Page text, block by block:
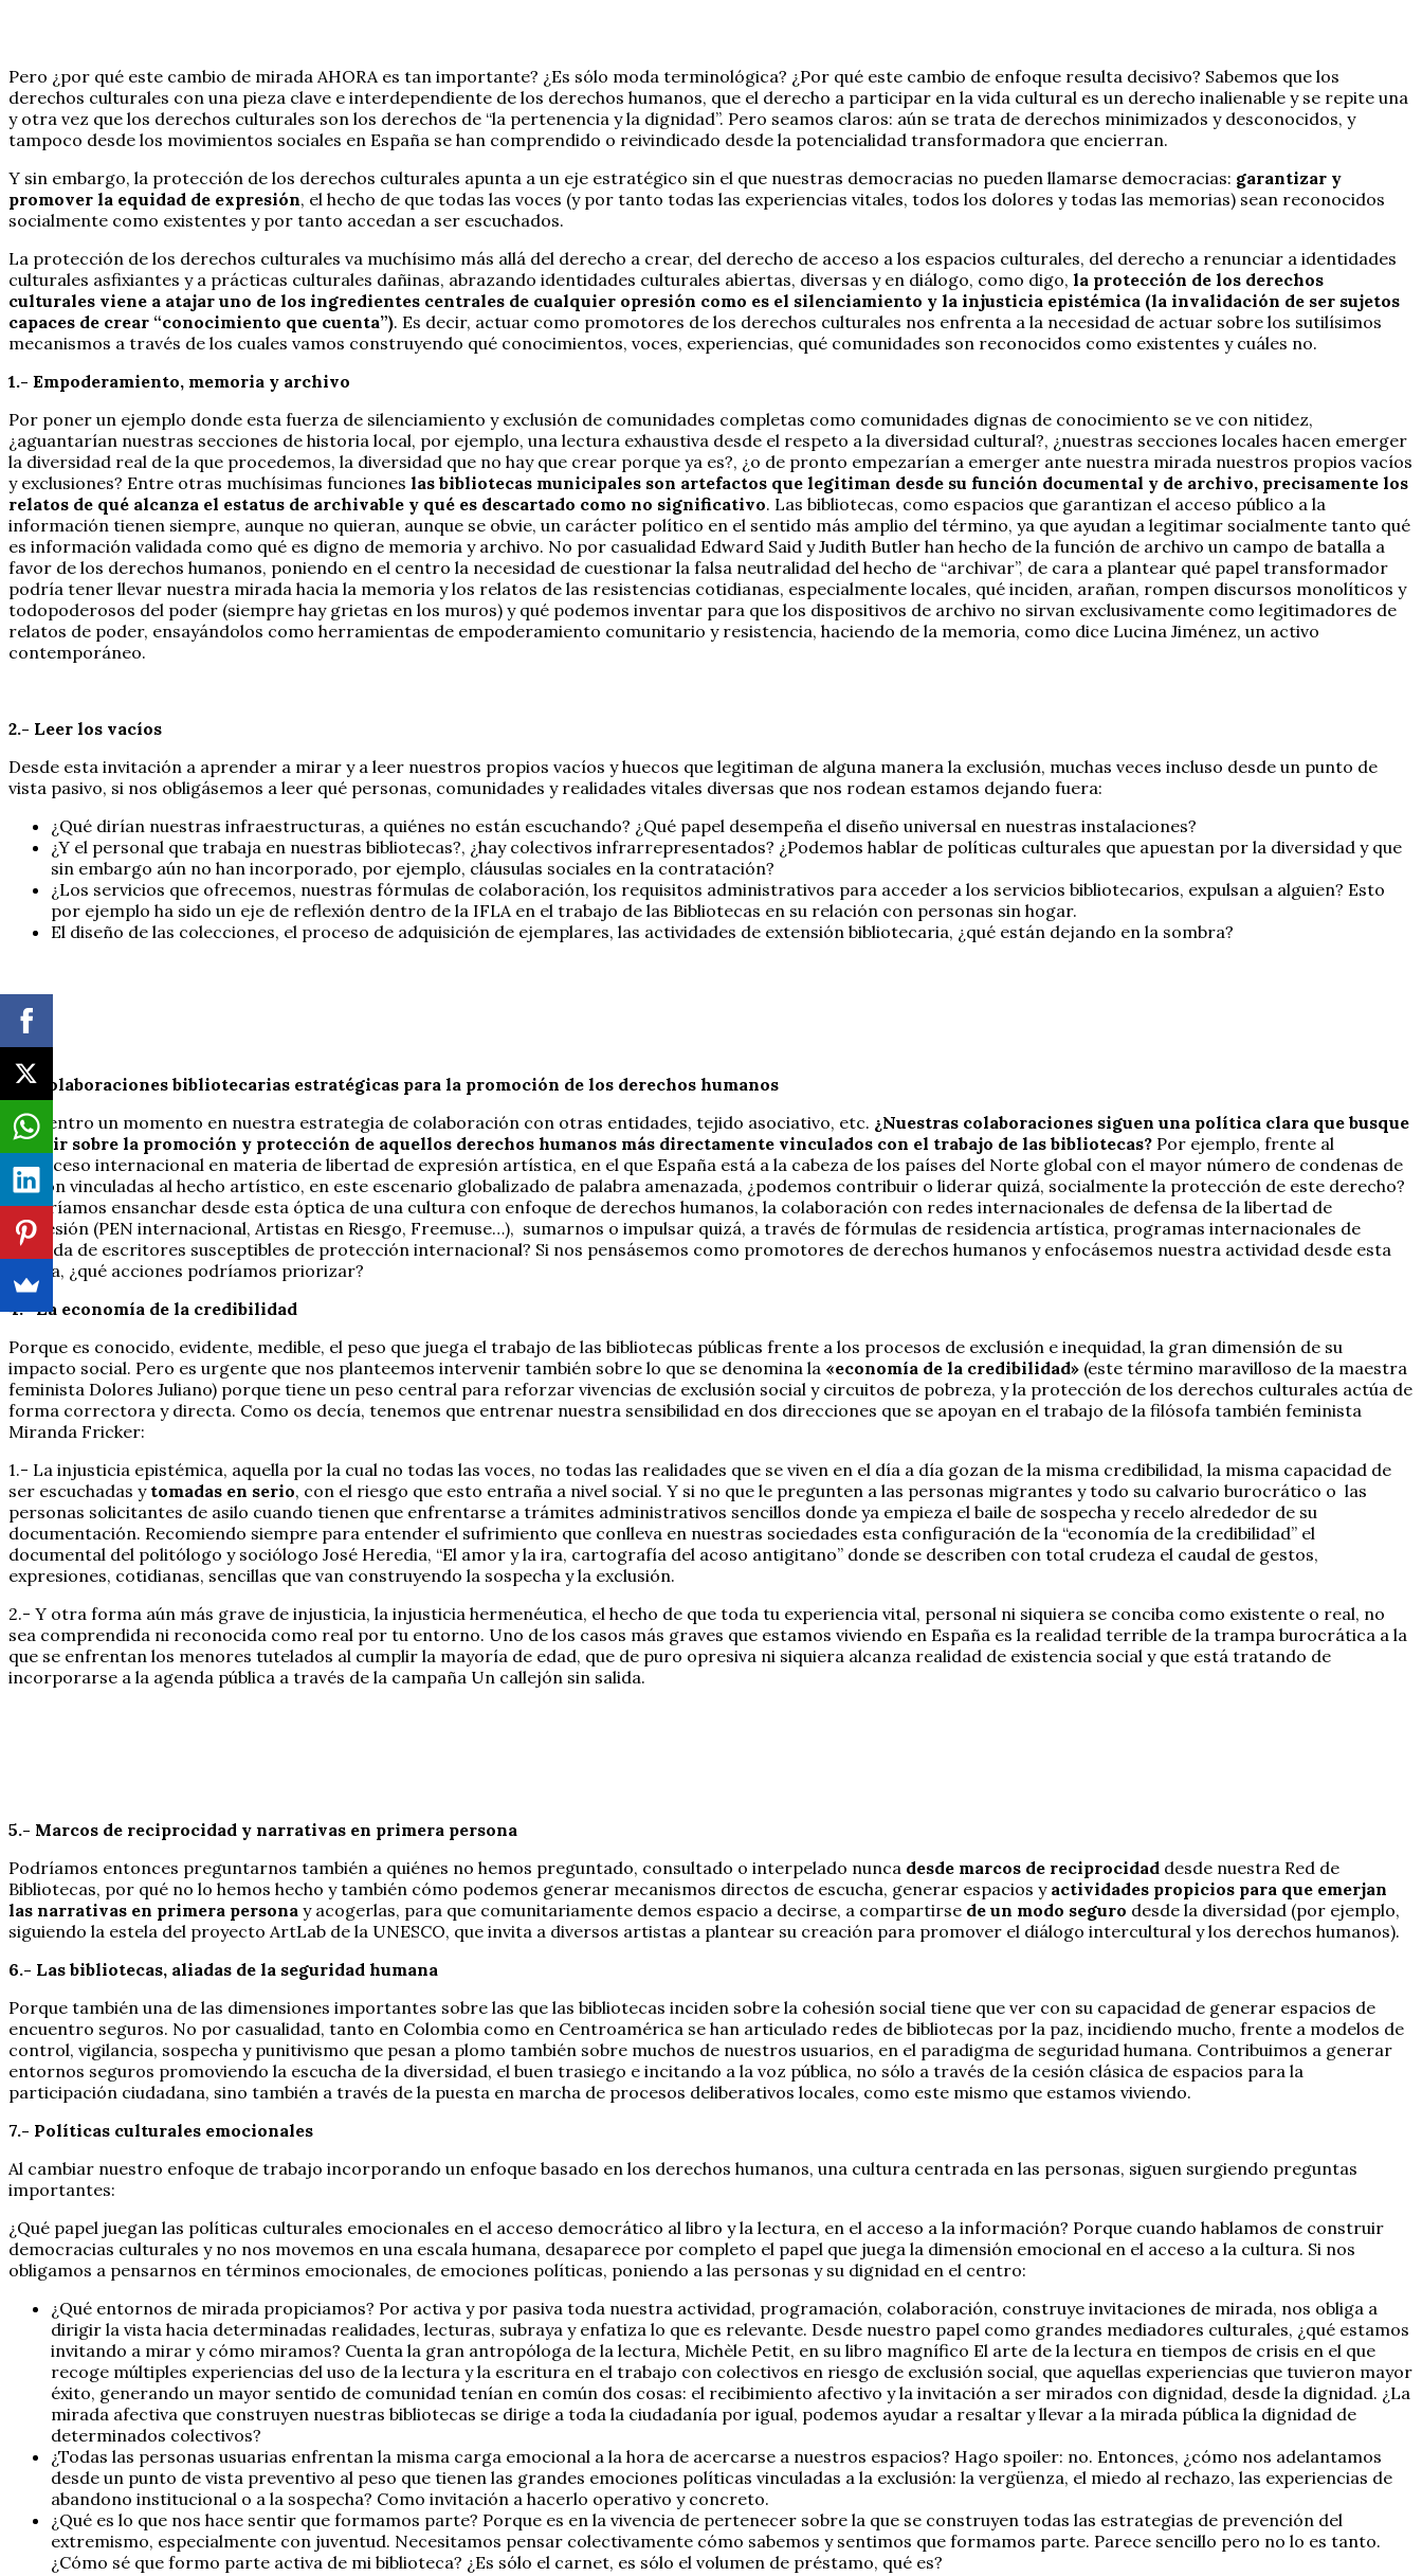
Pero ¿por qué este cambio de mirada AHORA es tan importante? ¿Es sólo moda terminológica? ¿Por qué este cambio de enfoque resulta decisivo? Sabemos que los
derechos culturales con una pieza clave e interdependiente de los derechos humanos, que el derecho a participar en la vida cultural es un derecho inalienable y se repite una
y otra vez que los derechos culturales son los derechos de “la pertenencia y la dignidad”. Pero seamos claros: aún se trata de derechos minimizados y desconocidos, y
tampoco desde los movimientos sociales en España se han comprendido o reivindicado desde la potencialidad transformadora que encierran.
Y sin embargo, la protección de los derechos culturales apunta a un eje estratégico sin el que nuestras democracias no pueden llamarse democracias: garantizar y
promover la equidad de expresión, el hecho de que todas las voces (y por tanto todas las experiencias vitales, todos los dolores y todas las memorias) sean reconocidos
socialmente como existentes y por tanto accedan a ser escuchados.
La protección de los derechos culturales va muchísimo más allá del derecho a crear, del derecho de acceso a los espacios culturales, del derecho a renunciar a identidades
culturales asfixiantes y a prácticas culturales dañinas, abrazando identidades culturales abiertas, diversas y en diálogo, como digo, la protección de los derechos
culturales viene a atajar uno de los ingredientes centrales de cualquier opresión como es el silenciamiento y la injusticia epistémica (la invalidación de ser sujetos
capaces de crear “conocimiento que cuenta”). Es decir, actuar como promotores de los derechos culturales nos enfrenta a la necesidad de actuar sobre los sutilísimos
mecanismos a través de los cuales vamos construyendo qué conocimientos, voces, experiencias, qué comunidades son reconocidos como existentes y cuáles no.
1.- Empoderamiento, memoria y archivo
Por poner un ejemplo donde esta fuerza de silenciamiento y exclusión de comunidades completas como comunidades dignas de conocimiento se ve con nitidez,
¿aguantarían nuestras secciones de historia local, por ejemplo, una lectura exhaustiva desde el respeto a la diversidad cultural?, ¿nuestras secciones locales hacen emerger
la diversidad real de la que procedemos, la diversidad que no hay que crear porque ya es?, ¿o de pronto empezarían a emerger ante nuestra mirada nuestros propios vacíos
y exclusiones? Entre otras muchísimas funciones las bibliotecas municipales son artefactos que legitiman desde su función documental y de archivo, precisamente los
relatos de qué alcanza el estatus de archivable y qué es descartado como no significativo. Las bibliotecas, como espacios que garantizan el acceso público a la
información tienen siempre, aunque no quieran, aunque se obvie, un carácter político en el sentido más amplio del término, ya que ayudan a legitimar socialmente tanto qué
es información validada como qué es digno de memoria y archivo. No por casualidad Edward Said y Judith Butler han hecho de la función de archivo un campo de batalla a
favor de los derechos humanos, poniendo en el centro la necesidad de cuestionar la falsa neutralidad del hecho de “archivar”, de cara a plantear qué papel transformador
podría tener llevar nuestra mirada hacia la memoria y los relatos de las resistencias cotidianas, especialmente locales, qué inciden, arañan, rompen discursos monolíticos y
todopoderosos del poder (siempre hay grietas en los muros) y qué podemos inventar para que los dispositivos de archivo no sirvan exclusivamente como legitimadores de
relatos de poder, ensayándolos como herramientas de empoderamiento comunitario y resistencia, haciendo de la memoria, como dice Lucina Jiménez, un activo
contemporáneo.
2.- Leer los vacíos
Desde esta invitación a aprender a mirar y a leer nuestros propios vacíos y huecos que legitiman de alguna manera la exclusión, muchas veces incluso desde un punto de
vista pasivo, si nos obligásemos a leer qué personas, comunidades y realidades vitales diversas que nos rodean estamos dejando fuera:
¿Qué dirían nuestras infraestructuras, a quiénes no están escuchando? ¿Qué papel desempeña el diseño universal en nuestras instalaciones?
¿Y el personal que trabaja en nuestras bibliotecas?, ¿hay colectivos infrarrepresentados? ¿Podemos hablar de políticas culturales que apuestan por la diversidad y que
sin embargo aún no han incorporado, por ejemplo, cláusulas sociales en la contratación?
¿Los servicios que ofrecemos, nuestras fórmulas de colaboración, los requisitos administrativos para acceder a los servicios bibliotecarios, expulsan a alguien? Esto
por ejemplo ha sido un eje de reflexión dentro de la IFLA en el trabajo de las Bibliotecas en su relación con personas sin hogar.
El diseño de las colecciones, el proceso de adquisición de ejemplares, las actividades de extensión bibliotecaria, ¿qué están dejando en la sombra?
3.- Colaboraciones bibliotecarias estratégicas para la promoción de los derechos humanos
Me centro un momento en nuestra estrategia de colaboración con otras entidades, tejido asociativo, etc. ¿Nuestras colaboraciones siguen una política clara que busque
incidir sobre la promoción y protección de aquellos derechos humanos más directamente vinculados con el trabajo de las bibliotecas? Por ejemplo, frente al
retroceso internacional en materia de libertad de expresión artística, en el que España está a la cabeza de los países del Norte global con el mayor número de condenas de
prisión vinculadas al hecho artístico, en este escenario globalizado de palabra amenazada, ¿podemos contribuir o liderar quizá, socialmente la protección de este derecho?
¿Podríamos ensanchar desde esta óptica de una cultura con enfoque de derechos humanos, la colaboración con redes internacionales de defensa de la libertad de
expresión (PEN internacional, Artistas en Riesgo, Freemuse…), sumarnos o impulsar quizá, a través de fórmulas de residencia artística, programas internacionales de
acogida de escritores susceptibles de protección internacional? Si nos pensásemos como promotores de derechos humanos y enfocásemos nuestra actividad desde esta
óptica, ¿qué acciones podríamos priorizar?
4.- La economía de la credibilidad
Porque es conocido, evidente, medible, el peso que juega el trabajo de las bibliotecas públicas frente a los procesos de exclusión e inequidad, la gran dimensión de su
impacto social. Pero es urgente que nos planteemos intervenir también sobre lo que se denomina la «economía de la credibilidad» (este término maravilloso de la maestra
feminista Dolores Juliano) porque tiene un peso central para reforzar vivencias de exclusión social y circuitos de pobreza, y la protección de los derechos culturales actúa de
forma correctora y directa. Como os decía, tenemos que entrenar nuestra sensibilidad en dos direcciones que se apoyan en el trabajo de la filósofa también feminista
Miranda Fricker:
1.- La injusticia epistémica, aquella por la cual no todas las voces, no todas las realidades que se viven en el día a día gozan de la misma credibilidad, la misma capacidad de
ser escuchadas y tomadas en serio, con el riesgo que esto entraña a nivel social. Y si no que le pregunten a las personas migrantes y todo su calvario burocrático o las
personas solicitantes de asilo cuando tienen que enfrentarse a trámites administrativos sencillos donde ya empieza el baile de sospecha y recelo alrededor de su
documentación. Recomiendo siempre para entender el sufrimiento que conlleva en nuestras sociedades esta configuración de la “economía de la credibilidad” el
documental del politólogo y sociólogo José Heredia, “El amor y la ira, cartografía del acoso antigitano” donde se describen con total crudeza el caudal de gestos,
expresiones, cotidianas, sencillas que van construyendo la sospecha y la exclusión.
2.- Y otra forma aún más grave de injusticia, la injusticia hermenéutica, el hecho de que toda tu experiencia vital, personal ni siquiera se conciba como existente o real, no
sea comprendida ni reconocida como real por tu entorno. Uno de los casos más graves que estamos viviendo en España es la realidad terrible de la trampa burocrática a la
que se enfrentan los menores tutelados al cumplir la mayoría de edad, que de puro opresiva ni siquiera alcanza realidad de existencia social y que está tratando de
incorporarse a la agenda pública a través de la campaña Un callejón sin salida.
5.- Marcos de reciprocidad y narrativas en primera persona
Podríamos entonces preguntarnos también a quiénes no hemos preguntado, consultado o interpelado nunca desde marcos de reciprocidad desde nuestra Red de
Bibliotecas, por qué no lo hemos hecho y también cómo podemos generar mecanismos directos de escucha, generar espacios y actividades propicios para que emerjan
las narrativas en primera persona y acogerlas, para que comunitariamente demos espacio a decirse, a compartirse de un modo seguro desde la diversidad (por ejemplo,
siguiendo la estela del proyecto ArtLab de la UNESCO, que invita a diversos artistas a plantear su creación para promover el diálogo intercultural y los derechos humanos).
6.- Las bibliotecas, aliadas de la seguridad humana
Porque también una de las dimensiones importantes sobre las que las bibliotecas inciden sobre la cohesión social tiene que ver con su capacidad de generar espacios de
encuentro seguros. No por casualidad, tanto en Colombia como en Centroamérica se han articulado redes de bibliotecas por la paz, incidiendo mucho, frente a modelos de
control, vigilancia, sospecha y punitivismo que pesan a plomo también sobre muchos de nuestros usuarios, en el paradigma de seguridad humana. Contribuimos a generar
entornos seguros promoviendo la escucha de la diversidad, el buen trasiego e incitando a la voz pública, no sólo a través de la cesión clásica de espacios para la
participación ciudadana, sino también a través de la puesta en marcha de procesos deliberativos locales, como este mismo que estamos viviendo.
7.- Políticas culturales emocionales
Al cambiar nuestro enfoque de trabajo incorporando un enfoque basado en los derechos humanos, una cultura centrada en las personas, siguen surgiendo preguntas
importantes:
¿Qué papel juegan las políticas culturales emocionales en el acceso democrático al libro y la lectura, en el acceso a la información? Porque cuando hablamos de construir
democracias culturales y no nos movemos en una escala humana, desaparece por completo el papel que juega la dimensión emocional en el acceso a la cultura. Si nos
obligamos a pensarnos en términos emocionales, de emociones políticas, poniendo a las personas y su dignidad en el centro:
¿Qué entornos de mirada propiciamos? Por activa y por pasiva toda nuestra actividad, programación, colaboración, construye invitaciones de mirada, nos obliga a
dirigir la vista hacia determinadas realidades, lecturas, subraya y enfatiza lo que es relevante. Desde nuestro papel como grandes mediadores culturales, ¿qué estamos
invitando a mirar y cómo miramos? Cuenta la gran antropóloga de la lectura, Michèle Petit, en su libro magnífico El arte de la lectura en tiempos de crisis en el que
recoge múltiples experiencias del uso de la lectura y la escritura en el trabajo con colectivos en riesgo de exclusión social, que aquellas experiencias que tuvieron mayor
éxito, generando un mayor sentido de comunidad tenían en común dos cosas: el recibimiento afectivo y la invitación a ser mirados con dignidad, desde la dignidad. ¿La
mirada afectiva que construyen nuestras bibliotecas se dirige a toda la ciudadanía por igual, podemos ayudar a resaltar y llevar a la mirada pública la dignidad de
determinados colectivos?
¿Todas las personas usuarias enfrentan la misma carga emocional a la hora de acercarse a nuestros espacios? Hago spoiler: no. Entonces, ¿cómo nos adelantamos
desde un punto de vista preventivo al peso que tienen las grandes emociones políticas vinculadas a la exclusión: la vergüenza, el miedo al rechazo, las experiencias de
abandono institucional o a la sospecha? Como invitación a hacerlo operativo y concreto.
¿Qué es lo que nos hace sentir que formamos parte? Porque es en la vivencia de pertenecer sobre la que se construyen todas las estrategias de prevención del
extremismo, especialmente con juventud. Necesitamos pensar colectivamente cómo sabemos y sentimos que formamos parte. Parece sencillo pero no lo es tanto.
¿Cómo sé que formo parte activa de mi biblioteca? ¿Es sólo el carnet, es sólo el volumen de préstamo, qué es?